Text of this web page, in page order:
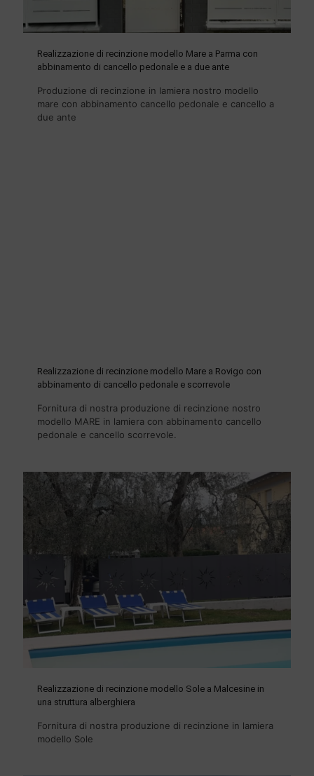
Realizzazione di recinzione modello Mare a Parma con
abbinamento di cancello pedonale e a due ante
Produzione di recinzione in lamiera nostro modello
mare con abbinamento cancello pedonale e cancello a
due ante
Realizzazione di recinzione modello Mare a Rovigo con
abbinamento di cancello pedonale e scorrevole
Fornitura di nostra produzione di recinzione nostro
modello MARE in lamiera con abbinamento cancello
pedonale e cancello scorrevole.
Realizzazione di recinzione modello Sole a Malcesine in
una struttura alberghiera
Fornitura di nostra produzione di recinzione in lamiera
modello Sole